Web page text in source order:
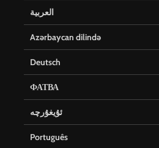
العربية
Azərbaycan dilində
Deutsch
ФАТВА
ئۇيغۇرچە
Português